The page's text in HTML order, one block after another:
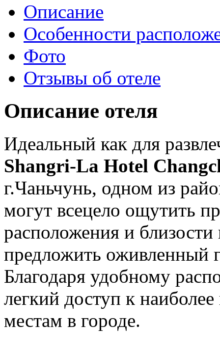
Описание
Особенности
Фото
Отзывы об отеле
Описание отеля
Идеальный как для
Shangri-La Hotel
г.Чаньчунь, одном из
могут всецело ощутить
расположения и
предложить оживленный
Благодаря удобному
легкий доступ к
местам в городе.